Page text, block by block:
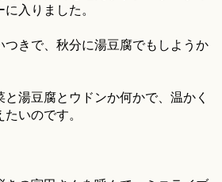
入りました。
つきで、秋分に湯豆腐でもしようか
湯豆腐とウドンか何かで、温かく
いのです。